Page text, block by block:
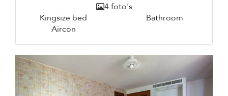
4 foto's
Kingsize bed
Bathroom
Aircon